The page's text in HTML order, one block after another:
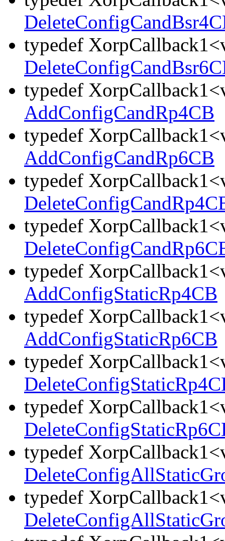
typedef
typedef
AddConfigCandRp4CB
typedef
AddConfigCandRp6CB
typedef
typedef
typedef
AddConfigStaticRp4CB
typedef
AddConfigStaticRp6CB
typedef
typedef
typedef
typedef